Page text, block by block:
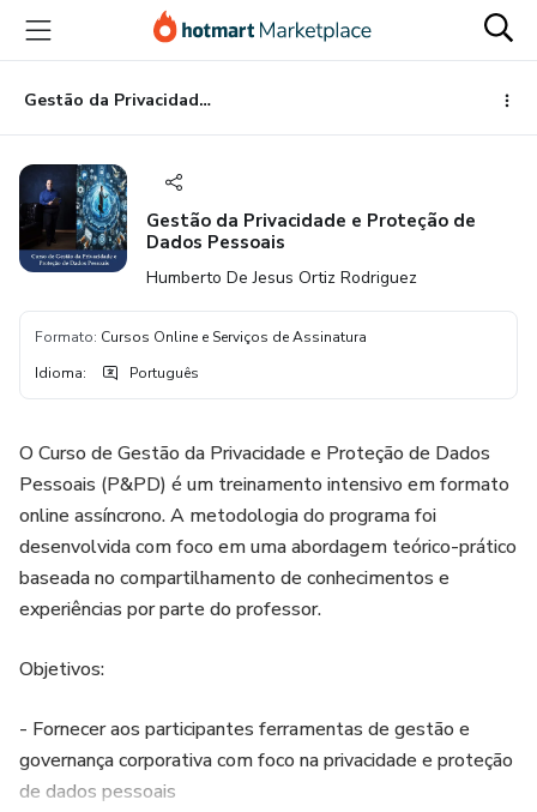
para
conteúdo
principal
para
pagamento
para
rodapé
Gestão da Privacidade e Proteção de Dados Pessoais
Gestão da Privacidade e Proteção de
Dados Pessoais
Humberto De Jesus Ortiz Rodriguez
Formato: Cursos Online e Serviços de Assinatura
Idioma: Português
O Curso de Gestão da Privacidade e Proteção de Dados
Pessoais (P&PD) é um treinamento intensivo em formato
online assíncrono. A metodologia do programa foi
desenvolvida com foco em uma abordagem teórico-prático
baseada no compartilhamento de conhecimentos e
experiências por parte do professor.
Objetivos:
- Fornecer aos participantes ferramentas de gestão e
governança corporativa com foco na privacidade e proteção
de dados pessoais